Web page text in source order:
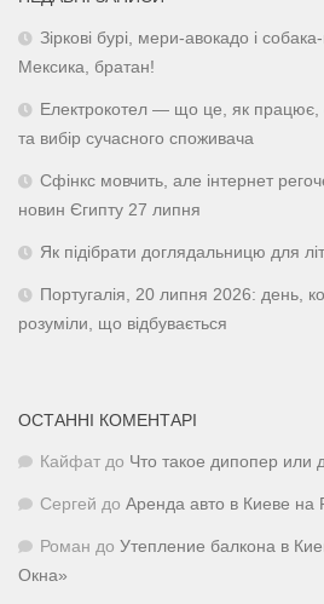
Зіркові бурі, мери-авокадо і
Мексика, братан!
Електрокотел — що це, як працює,
та вибір сучасного споживача
Сфінкс мовчить, але інтернет
новин Єгипту 27 липня
Як підібрати доглядальницю для
Португалія, 20 липня 2026: день,
розуміли, що відбувається
ОСТАННІ КОМЕНТАРІ
Кайфат до Что такое дипопер или
Сергей до Аренда авто в Киеве на
Роман до Утепление балкона в
Окна»